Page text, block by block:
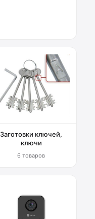
Заготовки ключей,
ключи
6 товаров